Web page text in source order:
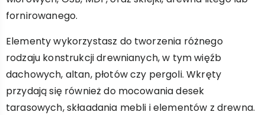
fornirowanego.
Elementy wykorzystasz do tworzenia różnego
rodzaju konstrukcji drewnianych, w tym więźb
dachowych, altan, płotów czy pergoli. Wkręty
przydają się również do mocowania desek
tarasowych, skłaadania mebli i elementów z drewna.